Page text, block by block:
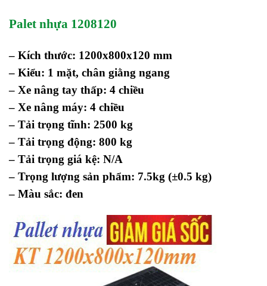
Palet nhựa 1208120
– Kích thước: 1200x800x120 mm
– Kiểu: 1 mặt, chân giằng ngang
– Xe nâng tay thấp: 4 chiều
– Xe nâng máy: 4 chiều
– Tải trọng tĩnh: 2500 kg
– Tải trọng động: 800 kg
– Tải trọng giá kệ: N/A
– Trọng lượng sản phẩm: 7.5kg (±0.5 kg)
– Màu sắc: đen